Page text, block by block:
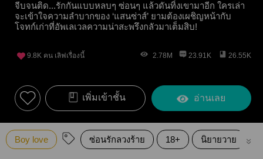
จีบจนติด...รักกันแบบหลบๆ ซ่อนๆ แล้วดันทิ้งเขามาอีก ใครเล่า
จะเข้าใจความลำบากของ ‘แสนซ่าส์’ ยามต้องเผชิญหน้ากับ
โจทก์เก่าที่อัพเลเวลความน่าสะพรึงกลัวมาเต็มสิบ!
9.8K คน เลิฟเรื่องนี้ 2.78M 23.91K 26.55K
เพิ่มเข้าชั้น อ่านเลย
Boy love ซ่อนรักลวงร้าย 18+ นิยายวาย